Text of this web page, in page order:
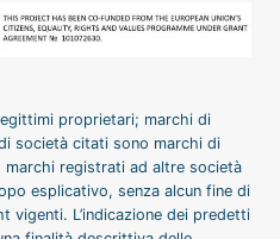
proprietari; marchi di
società citati sono marchi di
registrati ad altre società
esplicativo, senza alcun fine di
vigenti. L’indicazione dei predetti